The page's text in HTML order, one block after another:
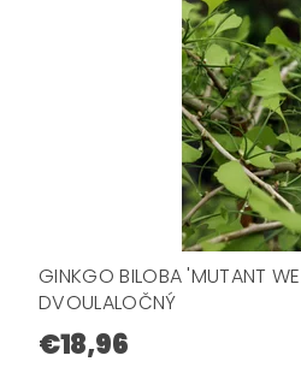
GINKGO BILOBA 'MUTANT
DVOULALOČNÝ
€18,96